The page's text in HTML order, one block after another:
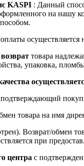
KASPI : Данный
на нашу
осуществляется
товара
упаковка,
товара на имя
Возврат/обмен
при
центра с